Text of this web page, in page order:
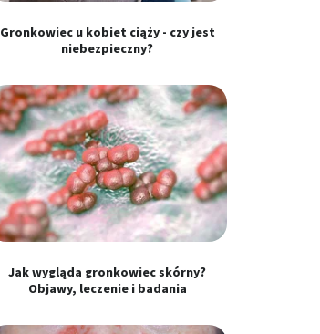
Gronkowiec u kobiet ciąży - czy jest
niebezpieczny?
Jak wygląda gronkowiec skórny?
Objawy, leczenie i badania